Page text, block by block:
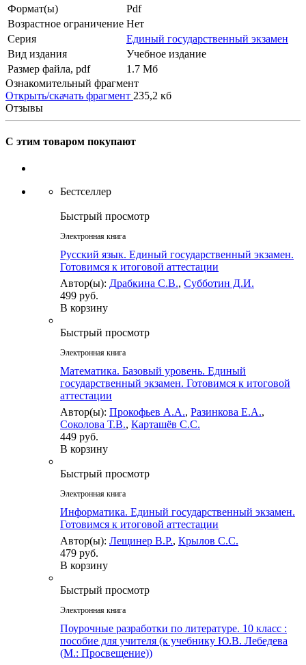
Формат(ы)
Pdf
Возрастное ограничение Нет
Серия
Единый государственный экзамен
Вид издания
Учебное издание
Размер файла, pdf
1.7 Mб
Ознакомительный фрагмент
Открыть/скачать фрагмент 235,2 кб
Отзывы
С этим товаром покупают
Бестселлер
Быстрый просмотр
Электронная книга
Русский язык. Единый государственный экзамен.
Готовимся к итоговой аттестации
Автор(ы): Драбкина С.В., Субботин Д.И.
499 руб.
В корзину
Быстрый просмотр
Электронная книга
Математика. Базовый уровень. Единый
государственный экзамен. Готовимся к итоговой
аттестации
Автор(ы): Прокофьев А.А., Разинкова Е.А.,
Соколова Т.В., Карташёв С.С.
449 руб.
В корзину
Быстрый просмотр
Электронная книга
Информатика. Единый государственный экзамен.
Готовимся к итоговой аттестации
Автор(ы): Лещинер В.Р., Крылов С.С.
479 руб.
В корзину
Быстрый просмотр
Электронная книга
Поурочные разработки по литературе. 10 класс :
пособие для учителя (к учебнику Ю.В. Лебедева
(М.: Просвещение))